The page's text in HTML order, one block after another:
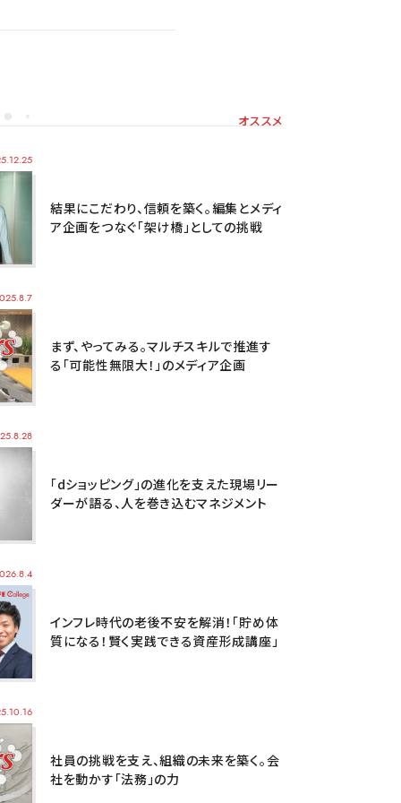
オススメ
結果にこだわり、信頼を築く。編集とメディ
ア企画をつなぐ「架け橋」としての挑戦
まず、やってみる。マルチスキルで推進す
る「可能性無限大！」のメディア企画
「dショッピング」の進化を支えた現場リー
ダーが語る、人を巻き込むマネジメント
インフレ時代の老後不安を解消！「貯め体
質になる！賢く実践できる資産形成講座」
社員の挑戦を支え、組織の未来を築く。会
社を動かす「法務」の力